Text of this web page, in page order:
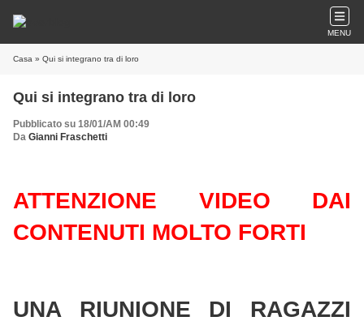
MENU
Casa » Qui si integrano tra di loro
Qui si integrano tra di loro
Pubblicato su 18/01/AM 00:49
Da Gianni Fraschetti
ATTENZIONE VIDEO DAI
CONTENUTI MOLTO FORTI
UNA RIUNIONE DI RAGAZZI